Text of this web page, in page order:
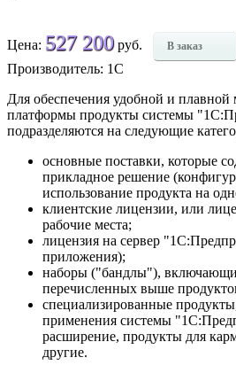
Цена: 527 200руб. В заказ
Производитель: 1С
Для обеспечения удобной и плавной
платформы продукты системы
подразделяются на следующие
основные поставки, которые
прикладное решение
использование продукта на
клиентские лицензии, или
рабочие места;
лицензия на сервер
приложения);
наборы ("бандлы"),
перечисленных выше
специализированные
применения системы
расширение, продукты для
другие.